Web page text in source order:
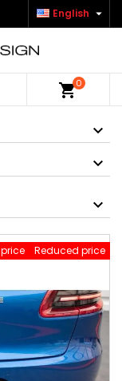
English 
shopping_cart0
Reduced price